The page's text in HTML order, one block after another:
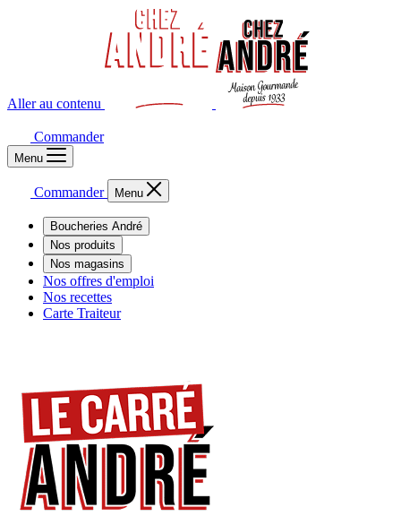
Aller au contenu
Commander
Menu
Commander Menu
Boucheries André
Nos produits
Nos magasins
Nos offres d'emploi
Nos recettes
Carte Traiteur